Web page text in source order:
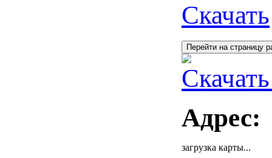
Скачать
Перейти на страницу
Адрес:
загрузка карты...